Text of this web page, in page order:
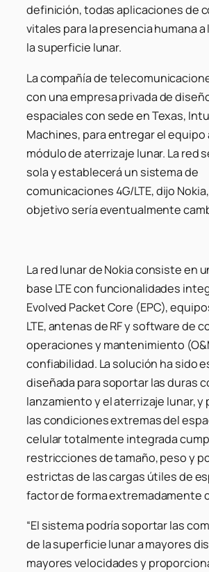
definición, todas aplicaciones de
vitales para la presencia humana a
la superficie lunar.
La compañía de
con una empresa privada de
espaciales con sede en Texas,
Machines, para entregar el equipo
módulo de aterrizaje lunar. La red
sola y establecerá un sistema de
comunicaciones 4G/LTE, dijo
objetivo sería eventualmente
La red lunar de Nokia consiste en
base LTE con funcionalidades
Evolved Packet Core (EPC),
LTE, antenas de RF y software de
operaciones y mantenimiento
confiabilidad. La solución ha sido
diseñada para soportar las duras
lanzamiento y el aterrizaje lunar, y
las condiciones extremas del
celular totalmente integrada
restricciones de tamaño, peso y
estrictas de las cargas útiles de
factor de forma extremadamente
“El sistema podría soportar las
de la superficie lunar a mayores
mayores velocidades y